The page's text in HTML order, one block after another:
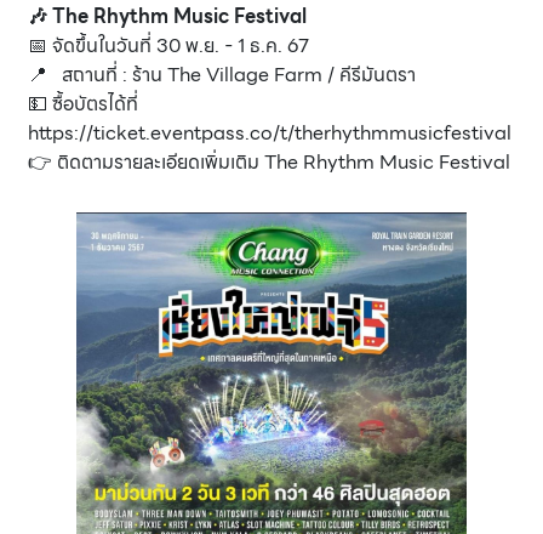
🎶 The Rhythm Music Festival
📅 จัดขึ้นในวันที่ 30 พ.ย. - 1 ธ.ค. 67
📍 สถานที่ : ร้าน The Village Farm / คีรีมันตรา
💵 ซื้อบัตรได้ที่
https://ticket.eventpass.co/t/therhythmmusicfestival
👉 ติดตามรายละเอียดเพิ่มเติม The Rhythm Music Festival